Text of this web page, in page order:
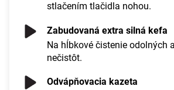
stlačením tlačidla nohou.
Zabudovaná extra silná kefa
Na hĺbkové čistenie odolných
nečistôt.
Odvápňovacia kazeta